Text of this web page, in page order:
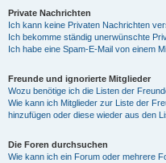
Private Nachrichten
Ich kann keine Privaten Nachrichten
Ich bekomme ständig unerwünschte
Ich habe eine Spam-E-Mail von einem
Freunde und ignorierte Mitglieder
Wozu benötige ich die Listen der
Wie kann ich Mitglieder zur Liste der
hinzufügen oder diese wieder aus den
Die Foren durchsuchen
Wie kann ich ein Forum oder mehrere